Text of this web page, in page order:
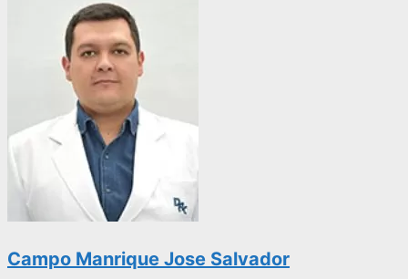
Campo Manrique Jose Salvador